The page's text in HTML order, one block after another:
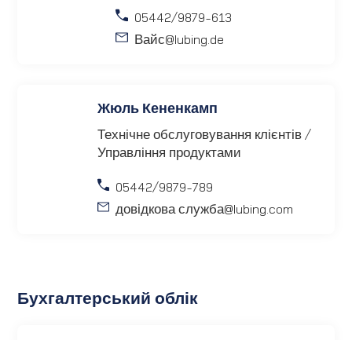
05442/9879-613
Вайс@lubing.de
Жюль Кененкамп
Технічне обслуговування клієнтів /
Управління продуктами
05442/9879-789
довідкова служба@lubing.com
Бухгалтерський облік